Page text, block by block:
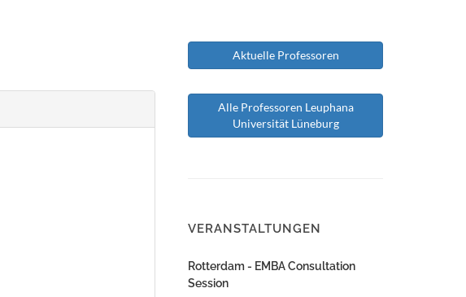
Aktuelle Professoren
Alle Professoren Leuphana
Universität Lüneburg
VERANSTALTUNGEN
Rotterdam - EMBA Consultation
Session